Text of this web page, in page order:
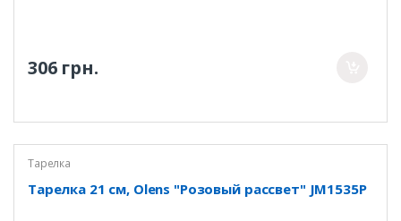
306 грн.
Тарелка
Тарелка 21 см, Olens "Розовый рассвет" JM1535P